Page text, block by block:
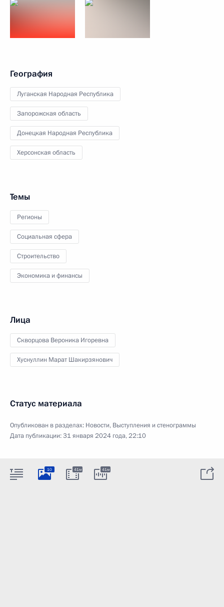
География
Луганская Народная Республика
Запорожская область
Донецкая Народная Республика
Херсонская область
Темы
Регионы
Социальная сфера
Строительство
Экономика и финансы
Лица
Скворцова Вероника Игоревна
Хуснуллин Марат Шакирзянович
Статус материала
Опубликован в разделах: Новости, Выступления и стенограммы
Дата публикации:31 января 2024 года, 22:10
10 41м 41м